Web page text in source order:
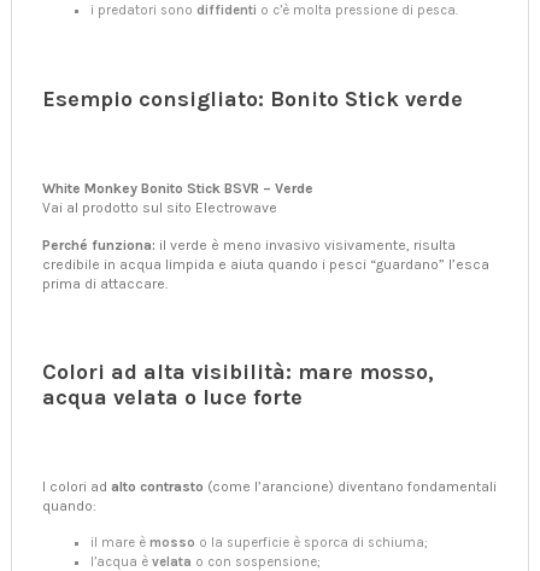
i predatori sono diffidenti o c’è molta pressione di pesca.
Esempio consigliato: Bonito Stick verde
White Monkey Bonito Stick BSVR – Verde
Vai al prodotto sul sito Electrowave
Perché funziona: il verde è meno invasivo visivamente, risulta
credibile in acqua limpida e aiuta quando i pesci “guardano” l’esca
prima di attaccare.
Colori ad alta visibilità: mare mosso,
acqua velata o luce forte
I colori ad alto contrasto (come l’arancione) diventano fondamentali
quando:
il mare è mosso o la superficie è sporca di schiuma;
l’acqua è velata o con sospensione;